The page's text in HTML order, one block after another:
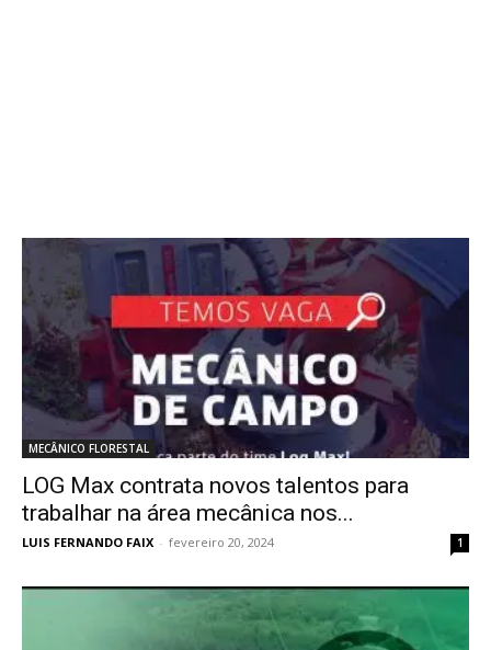
MECÂNICO FLORESTAL
LOG Max contrata novos talentos para
trabalhar na área mecânica nos...
LUIS FERNANDO FAIX - fevereiro 20, 2024 1